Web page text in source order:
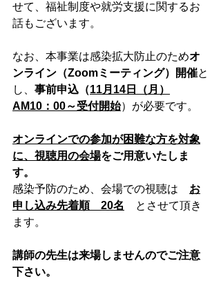
せて、福祉制度や就労支援に関するお
話もございます。
なお、本事業は感染拡大防止のためオ
ンライン（Zoomミーティング）開催と
し、 事前申込（11月14日（月）
AM10：00～受付開始）が必要です。
オンラインでの参加が困難な方を対象
に、視聴用の会場をご用意いたしま
す。
感染予防のため、会場での視聴は お
申し込み先着順　20名
とさせて頂き
ます。
講師の先生は来場しませんのでご注意
下さい。